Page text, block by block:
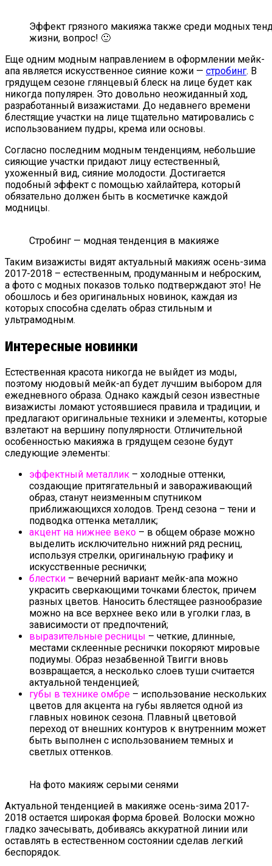
Эффект грязного макияжа также среди модных
жизни, вопрос! 🙂
Еще одним модным направлением в оформлении мейк-
апа является искусственное сияние кожи — стробинг. В
грядущем сезоне глянцевый блеск на лице будет как
никогда популярен. Это довольно неожиданный ход,
разработанный визажистами. До недавнего времени
блестящие участки на лице тщательно матировались с
использованием пудры, крема или основы.
Согласно последним модным тенденциям, небольшие
сияющие участки придают лицу естественный,
ухоженный вид, сияние молодости. Достигается
подобный эффект с помощью хайлайтера, который
обязательно должен быть в косметичке каждой
модницы.
Стробинг — модная тенденция в макияже
Таким визажисты видят актуальный макияж осень-зима
2017-2018 – естественным, продуманным и неброским,
а фото с модных показов только подтверждают это! Не
обошлось и без оригинальных новинок, каждая из
которых способна сделать образ стильным и
ультрамодным.
Интересные новинки
Естественная красота никогда не выйдет из моды,
поэтому нюдовый мейк-ап будет лучшим выбором для
ежедневного образа. Однако каждый сезон известные
визажисты ломают устоявшиеся правила и традиции, и
предлагают оригинальные техники и элементы, которые
взлетают на вершину популярности. Отличительной
особенностью макияжа в грядущем сезоне будут
следующие элементы:
эффектный металлик – холодные оттенки,
создающие притягательный и завораживающий
образ, станут неизменным спутником
приближающихся холодов. Тренд сезона – тени и
подводка оттенка металлик;
акцент на нижнее веко – в общем образе можно
выделить исключительно нижний ряд ресниц,
используя стрелки, оригинальную графику и
искусственные реснички;
блестки – вечерний вариант мейк-апа можно
украсить сверкающими точками блесток, причем
разных цветов. Наносить блестящее разнообразие
можно на все верхнее веко или в уголки глаз, в
зависимости от предпочтений;
выразительные ресницы – четкие, длинные,
местами склеенные реснички покоряют мировые
подиумы. Образ незабвенной Твигги вновь
возвращается, а несколько слоев туши считается
актуальной тенденцией;
губы в технике омбре – использование нескольких
цветов для акцента на губы является одной из
главных новинок сезона. Плавный цветовой
переход от внешних контуров к внутренним может
быть выполнен с использованием темных и
светлых оттенков.
На фото макияж серыми сенями
Актуальной тенденцией в макияже осень-зима 2017-
2018 остается широкая форма бровей. Волоски можно
гладко зачесывать, добиваясь аккуратной линии или
оставлять в естественном состоянии сделав легкий
беспорядок.